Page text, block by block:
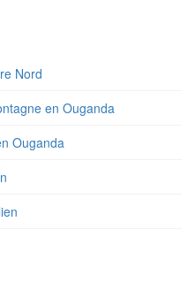
Nord
en Ouganda
Ouganda